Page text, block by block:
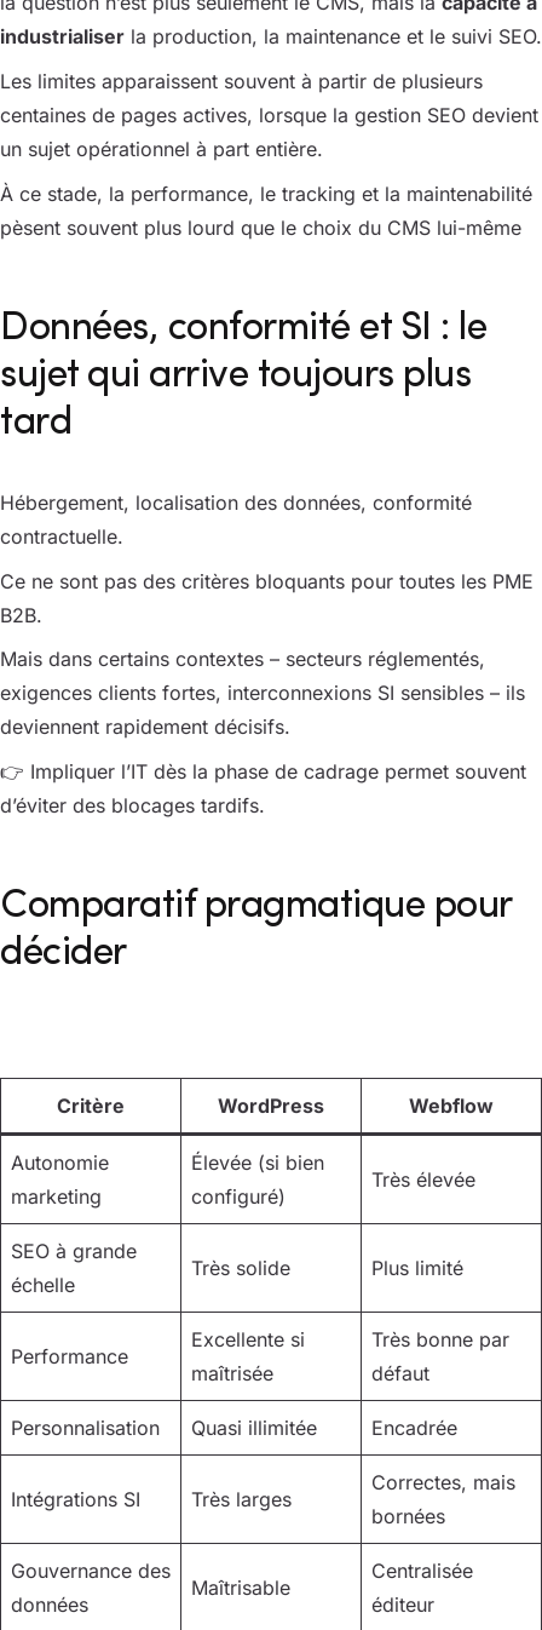
industrialiser la production, la maintenance et le suivi SEO.
Les limites apparaissent souvent à partir de plusieurs
centaines de pages actives, lorsque la gestion SEO devient
un sujet opérationnel à part entière.
À ce stade, la performance, le tracking et la maintenabilité
pèsent souvent plus lourd que le choix du CMS lui-même
Données, conformité et SI : le
sujet qui arrive toujours plus
tard
Hébergement, localisation des données, conformité
contractuelle.
Ce ne sont pas des critères bloquants pour toutes les PME
B2B.
Mais dans certains contextes – secteurs réglementés,
exigences clients fortes, interconnexions SI sensibles – ils
deviennent rapidement décisifs.
👉 Impliquer l’IT dès la phase de cadrage permet souvent
d’éviter des blocages tardifs.
Comparatif pragmatique pour
décider
Critère WordPress Webflow
Autonomie
marketing
Élevée (si bien
configuré)
Très élevée
SEO à grande
échelle
Très solide Plus limité
Performance
Excellente si
maîtrisée
Très bonne par
défaut
Personnalisation Quasi illimitée Encadrée
Intégrations SI Très larges
Correctes, mais
bornées
Gouvernance des
données
Maîtrisable
Centralisée
éditeur